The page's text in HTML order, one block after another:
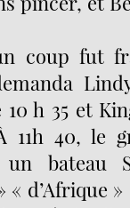
coup fut
h 35 et
11h 40, le
un bateau
« d’Afrique